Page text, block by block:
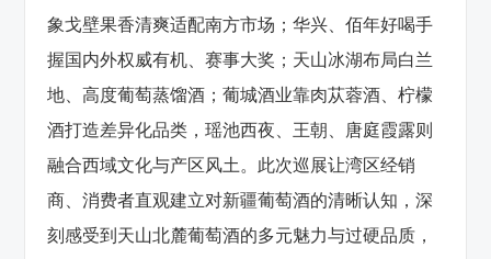
象戈壁果香清爽适配南方市场；华兴、佰年好喝手
握国内外权威有机、赛事大奖；天山冰湖布局白兰
地、高度葡萄蒸馏酒；葡城酒业靠肉苁蓉酒、柠檬
酒打造差异化品类，瑶池西夜、王朝、唐庭霞露则
融合西域文化与产区风土。此次巡展让湾区经销
商、消费者直观建立对新疆葡萄酒的清晰认知，深
刻感受到天山北麓葡萄酒的多元魅力与过硬品质，